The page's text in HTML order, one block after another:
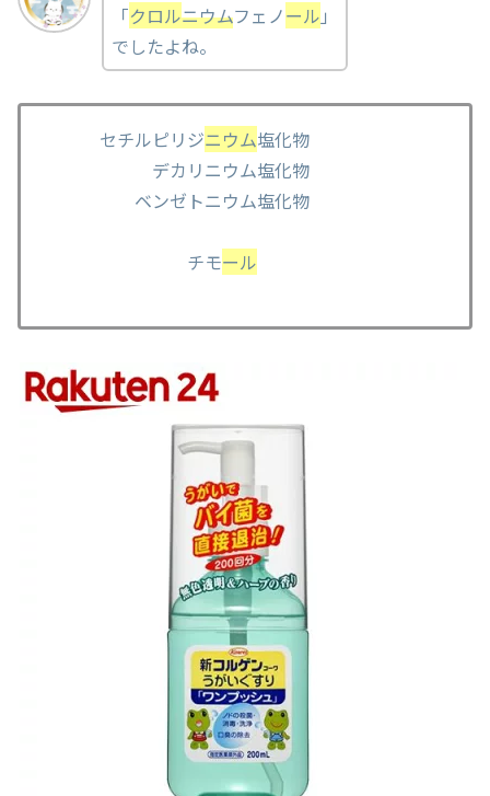
「クロルニウムフェノール 」
でしたよね。
セチルピリジニウム塩化物
デカリニウム塩化物
ベンゼトニウム塩化物
チモール